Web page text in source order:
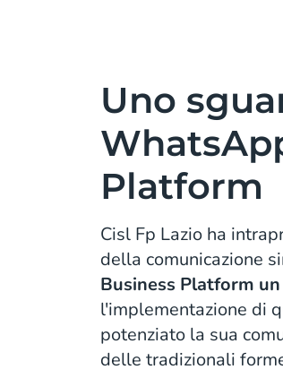
Uno
Platform
Cisl Fp Lazio ha
della comunicazione
Business Platform
l'implementazione di
potenziato la sua
delle tradizionali